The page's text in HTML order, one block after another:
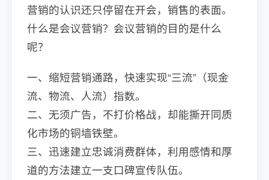
营销的认识还只停留在开会，销售的表面。
什么是会议营销？会议营销的目的是什么
呢？
一、缩短营销通路，快速实现“三流”（现金
流、物流、人流）指数。
二、无须广告，不打价格战，却能撕开同质
化市场的铜墙铁壁。
三、迅速建立忠诚消费群体，利用感情和厚
道的方法建立一支口碑宣传队伍。